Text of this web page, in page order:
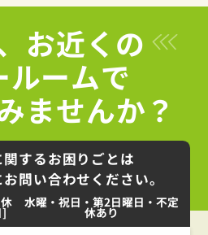
お近くの
ルームで
ませんか？
するお困りごとは
問い合わせください。
]
水曜・祝日・第2日曜日・不定
休あり